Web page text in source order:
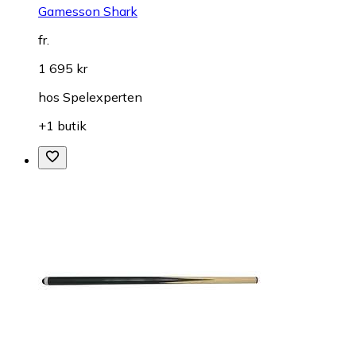
Gamesson Shark
fr.
1 695 kr
hos Spelexperten
+1 butik